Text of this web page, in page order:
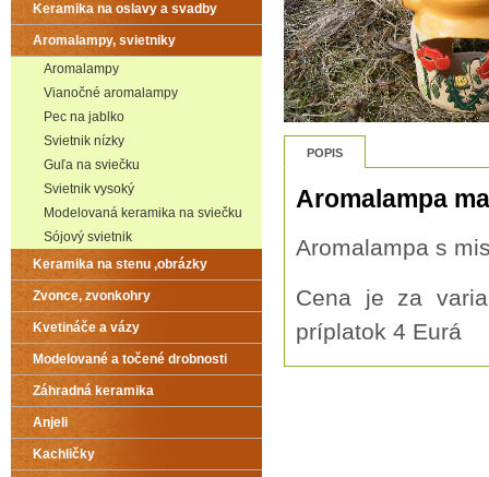
POPIS
Aromalampa
Aromalampa s
Cena je za
príplatok 4 Eurá
Keramika na oslavy a svadby
Aromalampy, svietniky
Aromalampy
Vianočné aromalampy
Pec na jablko
Svietnik nízky
Guľa na sviečku
Svietnik vysoký
Modelovaná keramika na sviečku
Sójový svietnik
Keramika na stenu ,obrázky
Zvonce, zvonkohry
Kvetináče a vázy
Modelované a točené drobnosti
Záhradná keramika
Anjeli
Kachličky